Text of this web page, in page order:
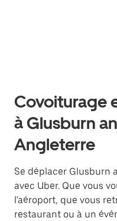
Covoiturage
à Glusburn
Angleterre
Se déplacer Glusburn
avec Uber. Que vous
l'aéroport, que vous
restaurant ou à un